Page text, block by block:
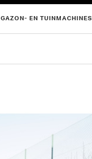
GAZON- EN TUINMACHINES